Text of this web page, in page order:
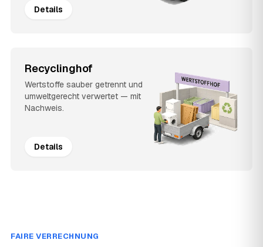
Details
Recyclinghof
Wertstoffe sauber getrennt und
umweltgerecht verwertet — mit
Nachweis.
Details
FAIRE VERRECHNUNG